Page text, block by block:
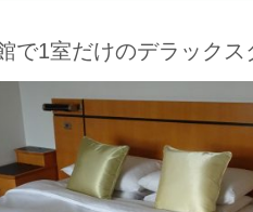
で1室だけのデラックス